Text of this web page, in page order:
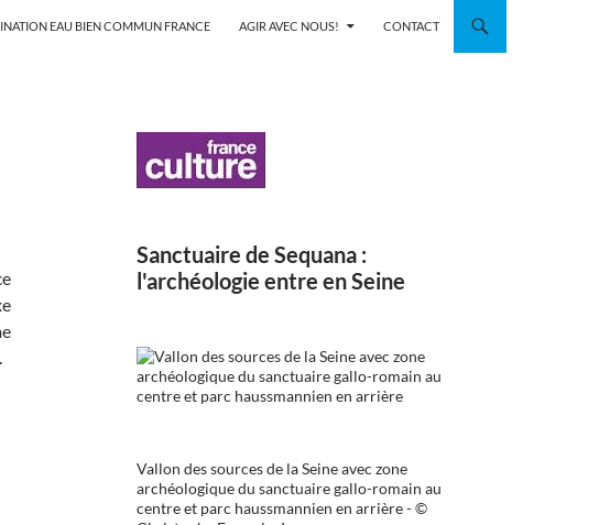
EAU BIEN COMMUN FRANCE AGIR AVEC NOUS! CONTACT
Sanctuaire de Sequana :
l'archéologie entre en Seine
Vallon des sources de la Seine avec zone
archéologique du sanctuaire gallo-romain au
centre et parc haussmannien en arrière - ©